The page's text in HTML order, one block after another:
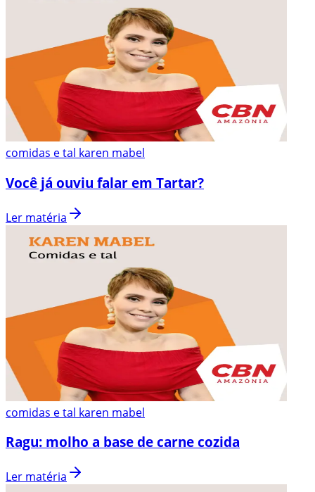
comidas e tal karen mabel
Você já ouviu falar em Tartar?
Ler matéria
comidas e tal karen mabel
Ragu: molho a base de carne cozida
Ler matéria